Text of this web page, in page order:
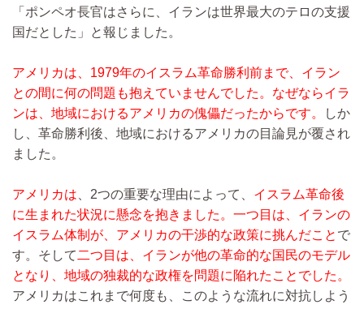
「ポンペオ長官はさらに、イランは世界最大のテロの支援
国だとした」と報じました。
アメリカは、1979年のイスラム革命勝利前まで、イラン
との間に何の問題も抱えていませんでした。なぜならイラ
ンは、地域におけるアメリカの傀儡だったからです。
しか
し、革命勝利後、地域におけるアメリカの目論見が覆され
ました。
アメリカは 、2つの重要な理由によって、 イスラム革命後
に生まれた状況に懸念を抱きました。一つ目は、イランの
イスラム体制が、アメリカの干渉的な政策に挑んだこと で
す。そして 二つ目は、イランが他の革命的な国民のモデル
となり、地域の独裁的な政権を問題に陥れたことでした。
アメリカはこれまで何度も、このような流れに対抗しよう